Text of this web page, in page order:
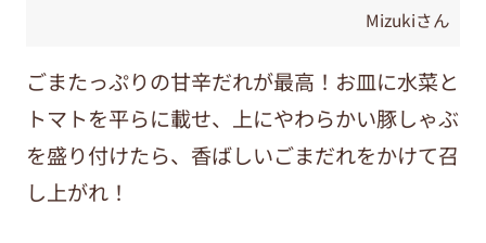
Mizukiさん
ごまたっぷりの甘辛だれが最高！お皿に水菜と
トマトを平らに載せ、上にやわらかい豚しゃぶ
を盛り付けたら、香ばしいごまだれをかけて召
し上がれ！